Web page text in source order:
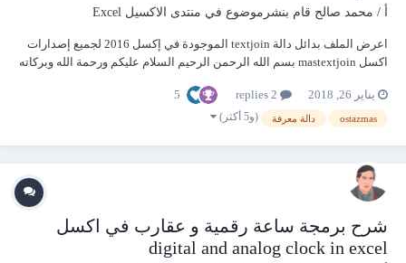
أ / محمد صالح قام بنشرموضوع في منتدى الاكسيل Excel
اعرض الملف بدائل دالة textjoin الموجودة في إكسل 2016 لجميع إصدارات
اكسل mastextjoin بسم الله الرحمن الرحيم السلام عليكم ورحمة الله وبركاته
وهي تصميم بدائل دالة TEXTJOIN الموجودة في اك...
يناير 26, 2018 5
ostazmas دالة معرفة (و5 أكثر)
شرح برمجة ساعة رقمية و عقارب في اكسل
digital and analog clock in excel